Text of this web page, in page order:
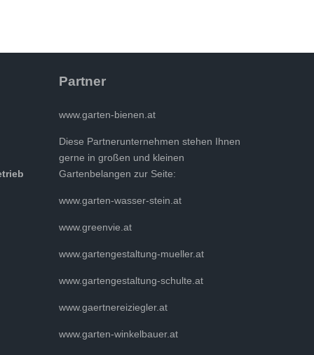
Partner
www.garten-bienen.at
Diese Partnerunternehmen stehen Ihnen
gerne in großen und kleinen
Gartenbelangen zur Seite:
www.garten-wasser-stein.at
www.greenvie.at
www.gartengestaltung-mueller.at
www.gartengestaltung-schulte.at
www.gaertnereiziegler.at
www.garten-winkelbauer.at